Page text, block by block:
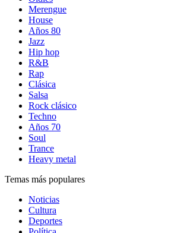
Merengue
House
Años 80
Jazz
Hip hop
R&B
Rap
Clásica
Salsa
Rock clásico
Techno
Años 70
Soul
Trance
Heavy metal
Temas más populares
Noticias
Cultura
Deportes